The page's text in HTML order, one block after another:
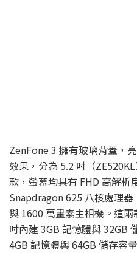
ZenFone 3 擁有玻璃背蓋，
效果，分為 5.2 吋（
款，螢幕均具有 FHD 高解析
Snapdragon 625 八核處理
與 1600 萬畫素主相機。這
吋內建 3GB 記憶體與 32GB
4GB 記憶體與 64GB 儲存容